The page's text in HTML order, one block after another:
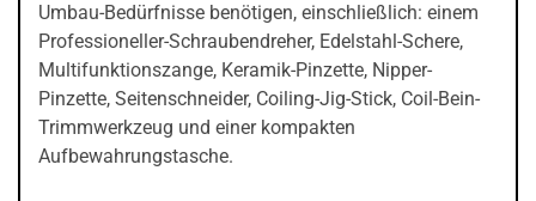
Umbau-Bedürfnisse benötigen, einschließlich: einem
Professioneller-Schraubendreher, Edelstahl-Schere,
Multifunktionszange, Keramik-Pinzette, Nipper-
Pinzette, Seitenschneider, Coiling-Jig-Stick, Coil-Bein-
Trimmwerkzeug und einer kompakten
Aufbewahrungstasche.